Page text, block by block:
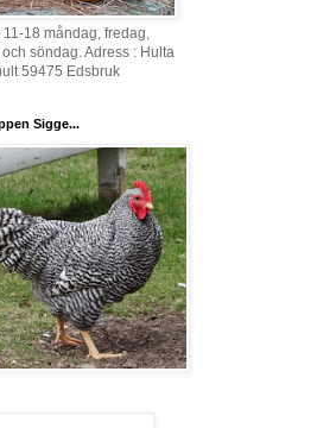
11-18 måndag, fredag,
och söndag. Adress : Hulta
59475 Edsbruk
Sigge...